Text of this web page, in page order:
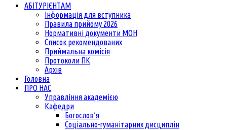
АБІТУРІЄНТАМ
Інформація для вступника
Правила прийому 2026
Нормативні документи МОН
Список рекомендованих
Приймальна комісія
Протоколи ПК
Архів
Головна
ПРО НАС
Управління академією
Кафедри
Богослов’я
Соціально-гуманітарних дисциплін